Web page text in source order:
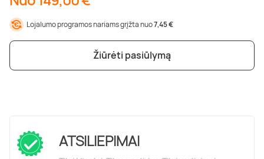
Lojalumo programos nariams grįžta nuo7,45 €
Žiūrėti pasiūlymą
ATSILIEPIMAI